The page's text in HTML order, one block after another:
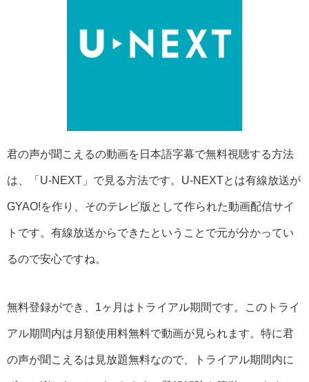
君の声が聞こえるの動画を日本語字幕で無料視聴する方法
は、「U-NEXT」で見る方法です。U-NEXTとは有線放送が
GYAO!を作り、そのテレビ版として作られた動画配信サイ
トです。有線放送からできたということで元が分かってい
るので安心ですね。
無料登録ができ、1ヶ月はトライアル期間です。このトライ
アル期間内は月額使用料無料で動画が見られます。特に君
の声が聞こえるは見放題無料なので、トライアル期間内に